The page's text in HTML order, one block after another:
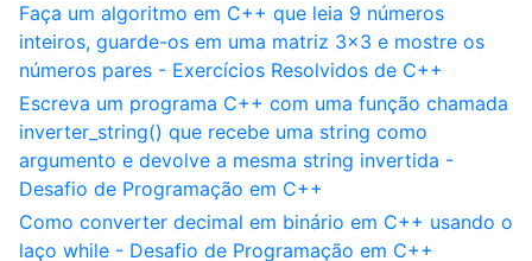
Faça um algoritmo em C++ que leia 9 números
inteiros, guarde-os em uma matriz 3x3 e mostre os
números pares - Exercícios Resolvidos de C++
Escreva um programa C++ com uma função chamada
inverter_string() que recebe uma string como
argumento e devolve a mesma string invertida -
Desafio de Programação em C++
Como converter decimal em binário em C++ usando o
laço while - Desafio de Programação em C++